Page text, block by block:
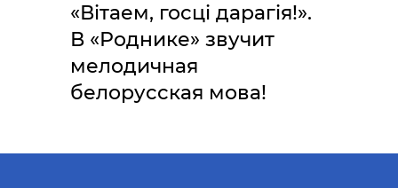
«Вітаем, госці дарагія!».
В «Роднике» звучит
мелодичная
белорусская мова!